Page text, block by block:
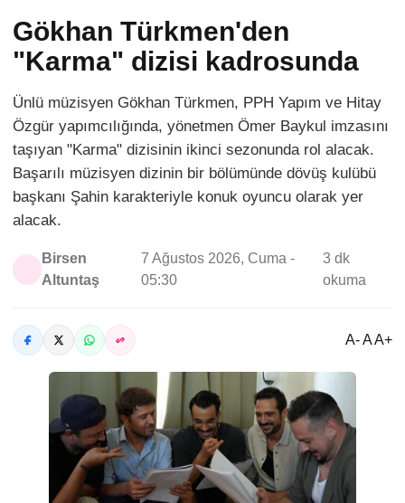
Gökhan Türkmen'den
"Karma" dizisi kadrosunda
Ünlü müzisyen Gökhan Türkmen, PPH Yapım ve Hitay
Özgür yapımcılığında, yönetmen Ömer Baykul imzasını
taşıyan "Karma" dizisinin ikinci sezonunda rol alacak.
Başarılı müzisyen dizinin bir bölümünde dövüş kulübü
başkanı Şahin karakteriyle konuk oyuncu olarak yer
alacak.
Birsen
Altuntaş
7 Ağustos 2026, Cuma -
05:30
3 dk
okuma
A- A A+